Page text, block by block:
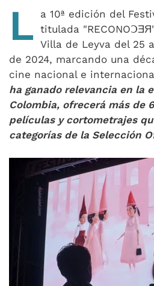
L
a 10ª edición del
titulada
Villa de Leyva del 25
de 2024, marcando una
cine nacional e
ha ganado relevancia en la
Colombia, ofrecerá más de
películas y cortometrajes
categorías de la Selección